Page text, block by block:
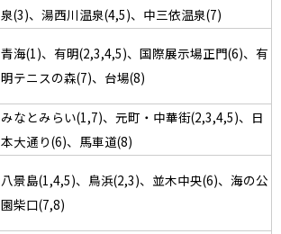
泉(3)、湯西川温泉(4,5)、中三依温泉(7)
青海(1)、有明(2,3,4,5)、国際展示場正門(6)、有
明テニスの森(7)、台場(8)
みなとみらい(1,7)、元町・中華街(2,3,4,5)、日
本大通り(6)、馬車道(8)
八景島(1,4,5)、鳥浜(2,3)、並木中央(6)、海の公
園柴口(7,8)